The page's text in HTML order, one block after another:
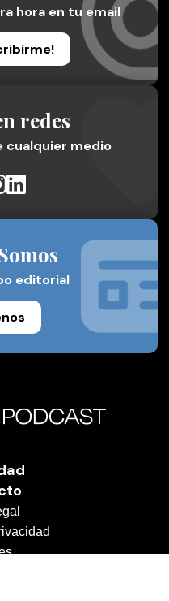
hora en tu email
redes
cualquier medio
editorial